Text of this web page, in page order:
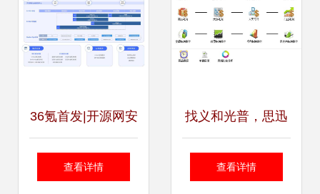
36氪首发|开源网安
完成数千万元A轮
查看详情
找义和光普，思迅
软件助您轻松实现
查看详情